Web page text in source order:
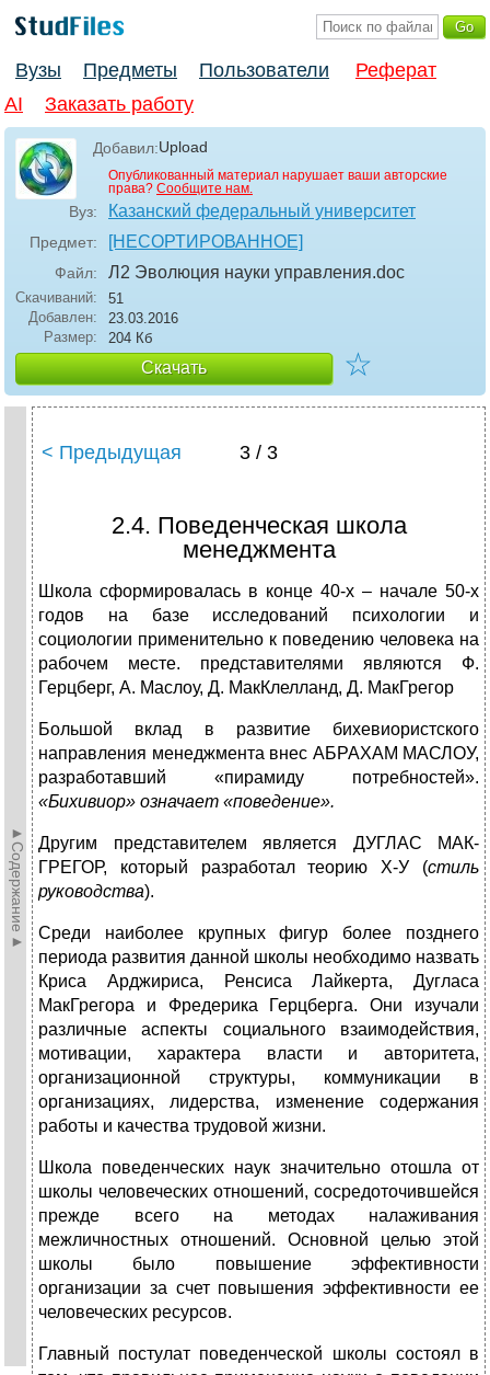
Вузы Предметы Пользователи
Реферат
AI
Заказать работу
Добавил:Upload
Опубликованный материал нарушает ваши авторские
права? Сообщите нам.
Вуз: Казанский федеральный университет
Предмет: [НЕСОРТИРОВАННОЕ]
Файл: Л2 Эволюция науки управления.doc
Скачиваний:
51
Добавлен:
23.03.2016
Размер:
204 Кб
Скачать ☆
►Содержание►
< Предыдущая 3 / 3
2.4. Поведенческая школа
менеджмента
Школа сформировалась в конце 40-х – начале 50-х
годов на базе исследований психологии и
социологии применительно к поведению человека на
рабочем месте. представителями являются Ф.
Герцберг, А. Маслоу, Д. МакКлелланд, Д. МакГрегор
Большой вклад в развитие бихевиористского
направления менеджмента внес АБРАХАМ МАСЛОУ,
разработавший «пирамиду потребностей».
«Бихивиор» означает «поведение».
Другим представителем является ДУГЛАС МАК-
ГРЕГОР, который разработал теорию Х-У (стиль
руководства).
Среди наиболее крупных фигур более позднего
периода развития данной школы необходимо назвать
Криса Арджириса, Ренсиса Лайкерта, Дугласа
МакГрегора и Фредерика Герцберга. Они изучали
различные аспекты социального взаимодействия,
мотивации, характера власти и авторитета,
организационной структуры, коммуникации в
организациях, лидерства, изменение содержания
работы и качества трудовой жизни.
Школа поведенческих наук значительно отошла от
школы человеческих отношений, сосредоточившейся
прежде всего на методах налаживания
межличностных отношений. Основной целью этой
школы было повышение эффективности
организации за счет повышения эффективности ее
человеческих ресурсов.
Главный постулат поведенческой школы состоял в